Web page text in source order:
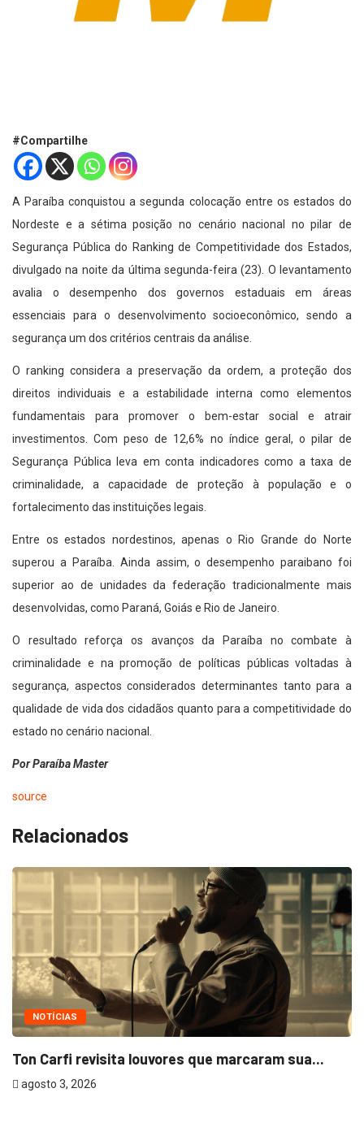
#Compartilhe
A Paraíba conquistou a segunda colocação entre os estados do
Nordeste e a sétima posição no cenário nacional no pilar de
Segurança Pública do Ranking de Competitividade dos Estados,
divulgado na noite da última segunda-feira (23). O levantamento
avalia o desempenho dos governos estaduais em áreas
essenciais para o desenvolvimento socioeconômico, sendo a
segurança um dos critérios centrais da análise.
O ranking considera a preservação da ordem, a proteção dos
direitos individuais e a estabilidade interna como elementos
fundamentais para promover o bem-estar social e atrair
investimentos. Com peso de 12,6% no índice geral, o pilar de
Segurança Pública leva em conta indicadores como a taxa de
criminalidade, a capacidade de proteção à população e o
fortalecimento das instituições legais.
Entre os estados nordestinos, apenas o Rio Grande do Norte
superou a Paraíba. Ainda assim, o desempenho paraibano foi
superior ao de unidades da federação tradicionalmente mais
desenvolvidas, como Paraná, Goiás e Rio de Janeiro.
O resultado reforça os avanços da Paraíba no combate à
criminalidade e na promoção de políticas públicas voltadas à
segurança, aspectos considerados determinantes tanto para a
qualidade de vida dos cidadãos quanto para a competitividade do
estado no cenário nacional.
Por Paraíba Master
source
Relacionados
NOTÍCIAS
Ton Carfi revisita louvores que marcaram sua...
agosto 3, 2026